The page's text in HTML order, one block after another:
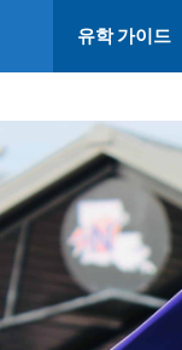
유학 가이드